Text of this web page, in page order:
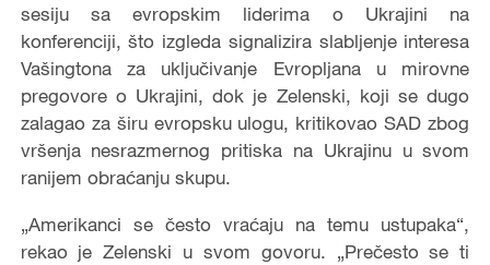
sesiju sa evropskim liderima o Ukrajini na
konferenciji, što izgleda signalizira slabljenje interesa
Vašingtona za uključivanje Evropljana u mirovne
pregovore o Ukrajini, dok je Zelenski, koji se dugo
zalagao za širu evropsku ulogu, kritikovao SAD zbog
vršenja nesrazmernog pritiska na Ukrajinu u svom
ranijem obraćanju skupu.
„Amerikanci se često vraćaju na temu ustupaka“,
rekao je Zelenski u svom govoru. „Prečesto se ti